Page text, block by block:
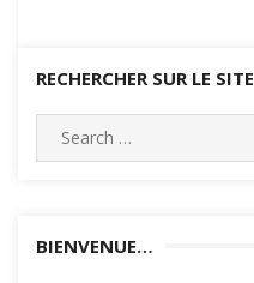
RECHERCHER SUR LE SITE
BIENVENUE…